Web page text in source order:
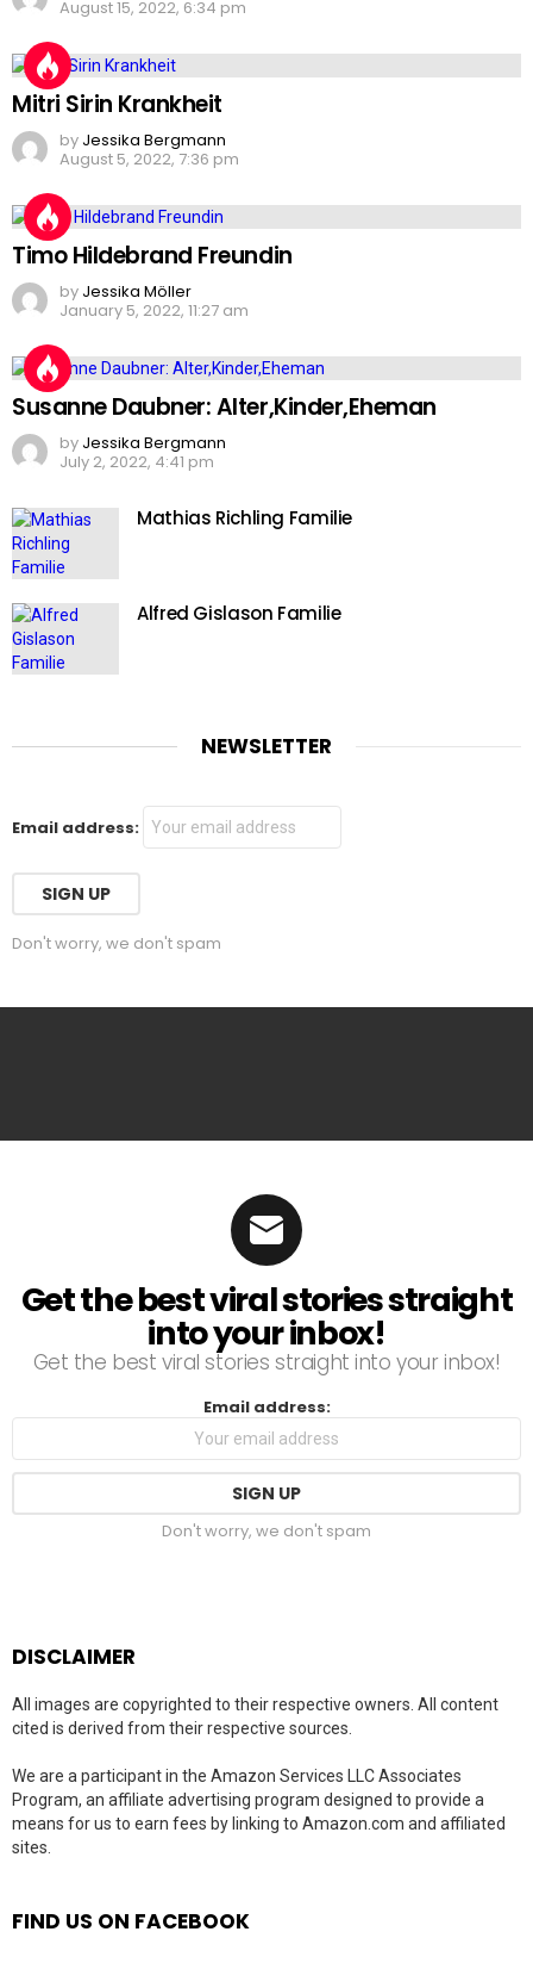
August 15, 2022, 6:34 pm
Mitri Sirin Krankheit
by Jessika Bergmann
August 5, 2022, 7:36 pm
Timo Hildebrand Freundin
by Jessika Möller
January 5, 2022, 11:27 am
Susanne Daubner: Alter,Kinder,Eheman
by Jessika Bergmann
July 2, 2022, 4:41 pm
Mathias Richling Familie
Alfred Gislason Familie
NEWSLETTER
Email address:
Don't worry, we don't spam
Get the best viral stories straight
into your inbox!
Get the best viral stories straight into your inbox!
Email address:
Don't worry, we don't spam
DISCLAIMER
All images are copyrighted to their respective owners. All content
cited is derived from their respective sources.
We are a participant in the Amazon Services LLC Associates
Program, an affiliate advertising program designed to provide a
means for us to earn fees by linking to Amazon.com and affiliated
sites.
FIND US ON FACEBOOK